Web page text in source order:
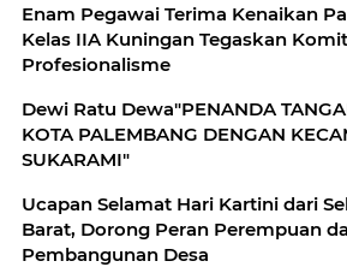
Enam Pegawai Terima Kenaikan
Kelas IIA Kuningan Tegaskan
Profesionalisme
Dewi Ratu Dewa"PENANDA
KOTA PALEMBANG DENGAN
SUKARAMI"
Ucapan Selamat Hari Kartini dari
Barat, Dorong Peran Perempuan
Pembangunan Desa